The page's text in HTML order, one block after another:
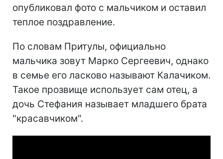
опубликовал фото с мальчиком и оставил
теплое поздравление.
По словам Притулы, официально
мальчика зовут Марко Сергеевич, однако
в семье его ласково называют Калачиком.
Такое прозвище использует сам отец, а
дочь Стефания называет младшего брата
"красавчиком".